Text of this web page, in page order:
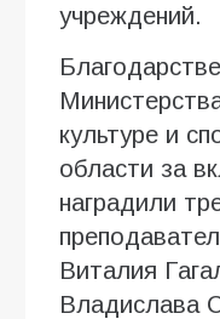
учреждений.
культуре и
области за
наградили
Виталия
Владислава